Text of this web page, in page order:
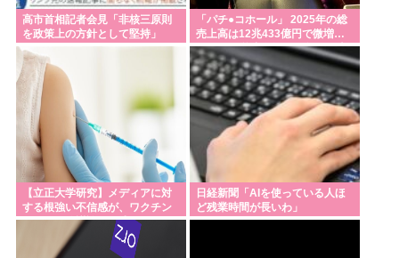
高市首相記者会見「非核三原則
を政策上の方針として堅持」
「パチ●コホール」 2025年の総
売上高は12兆433億円で微増…
ホール経営法人数は10年間で半
減 黒字企業割合は5年ぶりに7割
超え
【立正大学研究】メディアに対
する根強い不信感が、ワクチン
に関する陰謀論の形成につなが
日経新聞「AIを使っている人ほ
ど残業時間が長いわ」